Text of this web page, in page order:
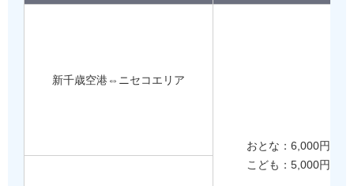
新千歳空港⇔ニセコエリア
おとな：6,000円
こども：5,000円